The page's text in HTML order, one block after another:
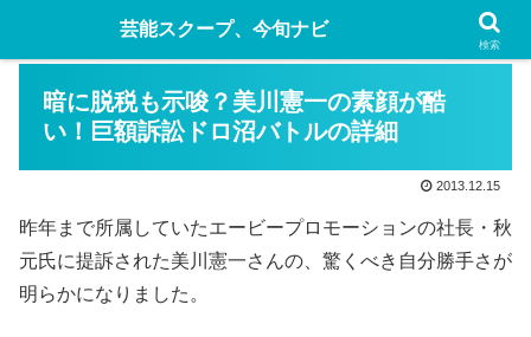
暗に脱税も示唆？美川憲一の素顔が酷
い！巨額訴訟ドロ沼バトルの詳細
2013.12.15
昨年まで所属していたエービープロモーションの社長・秋
元氏に提訴された美川憲一さんの、驚くべき自分勝手さが
明らかになりました。
芸能スクープ、今旬ナビ
検索